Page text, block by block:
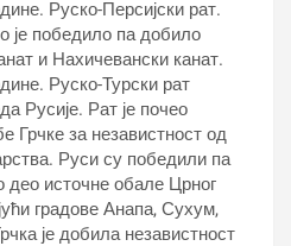
Руско-Персијски рат.
је победило па добило
и Нахичевански канат.
Руско-Турски рат
Русије. Рат је почео
Грчке за независтност од
Руси су победили па
део источне обале Црног
градове Анапа, Сухум,
је добила независтност